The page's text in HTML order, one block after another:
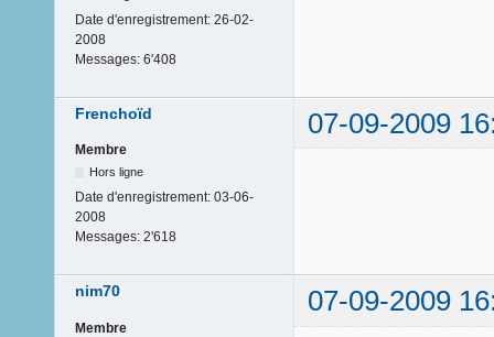
Date d'enregistrement: 26-02-
2008
Messages: 6'408
Frenchoïd 07-09-2009
Membre
Hors ligne
Date d'enregistrement: 03-06-
2008
Messages: 2'618
nim70 07-09-2009
Membre